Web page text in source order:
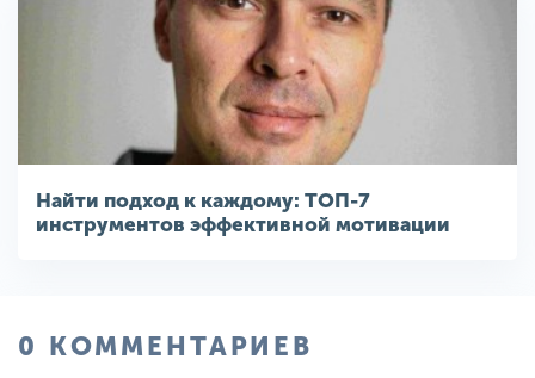
Найти подход к каждому: ТОП-7
инструментов эффективной мотивации
0 КОММЕНТАРИЕВ